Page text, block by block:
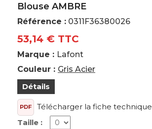
Blouse AMBRE
Référence : 0311F36380026
53,14 € TTC
Marque : Lafont
Couleur : Gris Acier
Détails
PDF
Télécharger la fiche technique
Taille :